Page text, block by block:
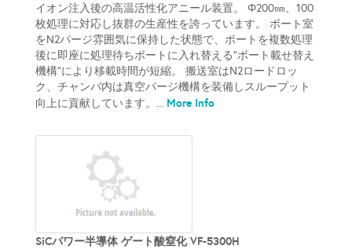
イオン注入後の高温活性化アニール装置。 Φ200㎜、100
枚処理に対応し抜群の生産性を誇っています。 ボート室
をN2パージ雰囲気に保持した状態で、ボートを複数処理
後に即座に処理待ちボートに入れ替える“ボート載せ替え
機構”により移載時間が短縮。 搬送室はN2ロードロッ
ク、チャンバ内は真空パージ機構を装備しスループット
向上に貢献しています。... More Info
SiCパワー半導体 ゲート酸窒化 VF-5300H